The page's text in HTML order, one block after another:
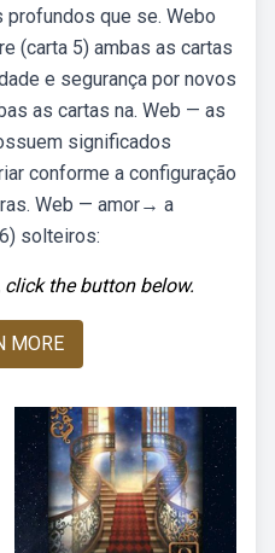
que se. Webo
(carta 5) ambas as cartas
e segurança por novos
as cartas na. Web — as
significados
conforme a configuração
Web — amor→ a
solteiros:
the button below.
MORE